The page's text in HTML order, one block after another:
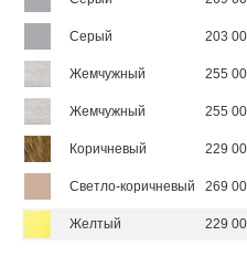
Серый 203
Жемчужный 255
Жемчужный 255
Коричневый 229
Светло-коричневый 269
Желтый 229